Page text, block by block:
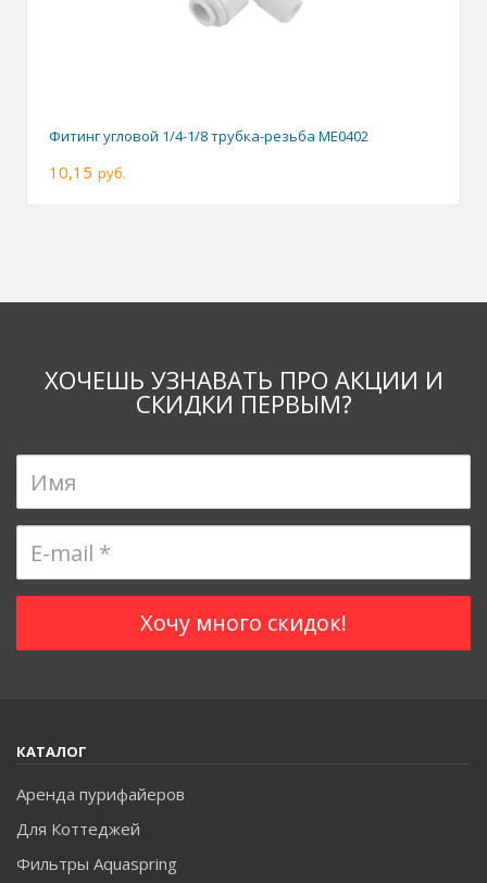
Фитинг угловой 1/4-1/8 трубка-резьба ME0402
10,15 руб.
ХОЧЕШЬ УЗНАВАТЬ ПРО АКЦИИ И
СКИДКИ ПЕРВЫМ?
КАТАЛОГ
Аренда пурифайеров
Для Коттеджей
Фильтры Aquaspring